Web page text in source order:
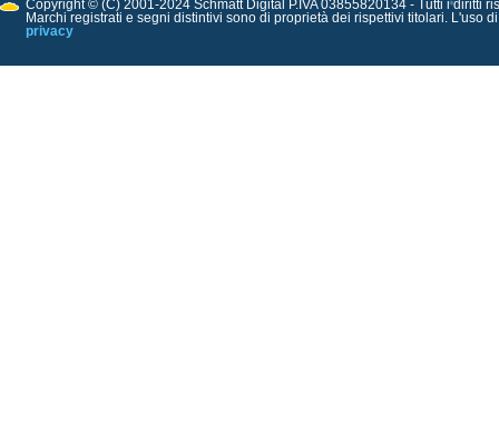
Copyright © (C) 2001-2024 Schmatt Digital P.IVA 03855820134 - Tutti i diritti
Marchi registrati e segni distintivi sono di proprietà dei rispettivi titolari. L'uso
privacy